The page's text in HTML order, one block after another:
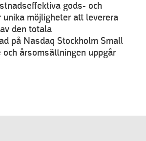
gods- och
möjligheter att leverera
den totala
på Nasdaq Stockholm Small
och årsomsättningen uppgår